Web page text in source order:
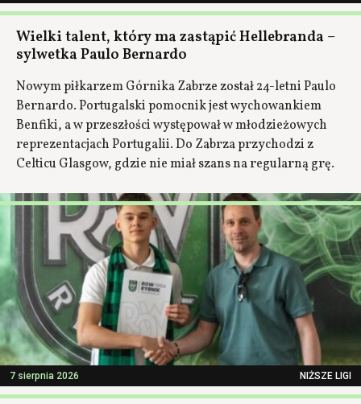
Wielki talent, który ma zastąpić Hellebranda –
sylwetka Paulo Bernardo
Nowym piłkarzem Górnika Zabrze został 24-letni Paulo
Bernardo. Portugalski pomocnik jest wychowankiem
Benfiki, a w przeszłości występował w młodzieżowych
reprezentacjach Portugalii. Do Zabrza przychodzi z
Celticu Glasgow, gdzie nie miał szans na regularną grę.
7 sierpnia 2026 NIŻSZE LIGI